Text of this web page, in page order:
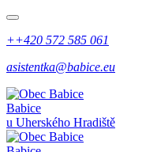
++420 572 585 061
asistentka@babice.eu
Babice
u Uherského Hradiště